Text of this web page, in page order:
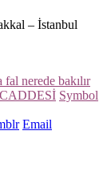
– İstanbul
fal nerede bakılır
Symbol
Email